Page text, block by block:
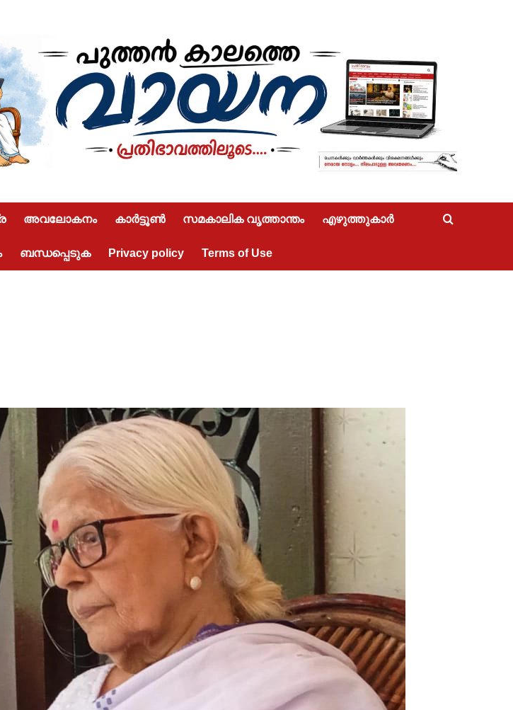
അവലോകനം കാർട്ടൂൺ സമകാലിക വൃത്താന്തം എഴുത്തുകാർ
ബന്ധപ്പെടുക Privacy policy Terms of Use